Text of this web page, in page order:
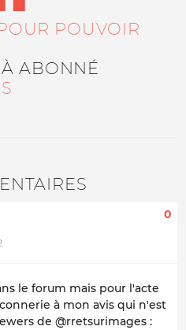
POUVOIR
ABONNÉ
0
le forum mais pour l'acte
à mon avis qui n'est
de @rretsurimages :